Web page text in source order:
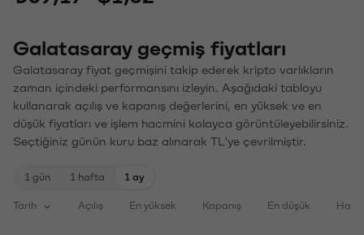
Galatasaray geçmiş fiyatları
Galatasaray fiyat geçmişini takip ederek kripto varlıkların
zaman içindeki performansını izleyin. Aşağıdaki tabloyu
kullanarak açılış ve kapanış değerlerini, en yüksek ve en
düşük fiyatları ve işlem hacmini kolayca görüntüleyebilirsiniz.
Seçtiğiniz günün kuru baz alınarak TL'ye çevrilmiştir.
1 gün 1 hafta 1 ay
Tarih Açılış En yüksek Kapanış En düşük